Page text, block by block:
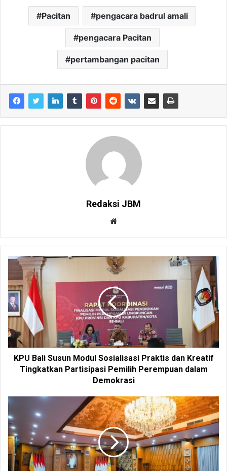
Pacitan pengacara badrul amali
pengacara Pacitan
pertambangan pacitan
Redaksi JBM
b
s
i
t
e
KPU Bali Susun Modul Sosialisasi Praktis dan Kreatif
Tingkatkan Partisipasi Pemilih Perempuan dalam
Demokrasi